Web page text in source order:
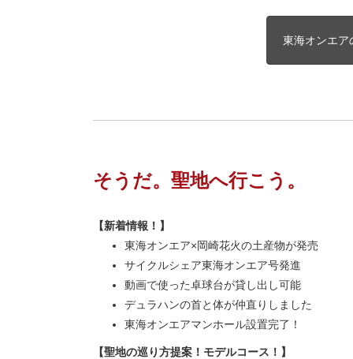
東海オンエア
そうだ。聖地へ行こう。
【新着情報！】
東海オンエア×岡崎花火の土産物が発売
サイクルシェア東海オンエア号発進
動画で使った卓球台が貸し出し可能
デュラハンの首と体が仲直りしました
東海オンエアマンホール設置完了！
【聖地の巡り方提案！モデルコース！】